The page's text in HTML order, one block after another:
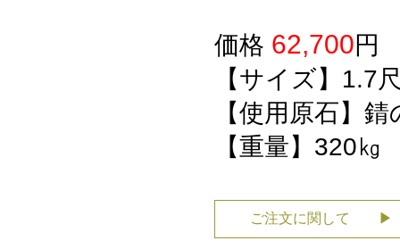
価格 62,700
【サイズ】
【使用原石】錆
【重量】320㎏
ご注文に関して ▶